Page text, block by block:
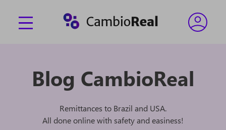
Blog CambioReal
Remittances to Brazil and USA.
All done online with safety and easiness!